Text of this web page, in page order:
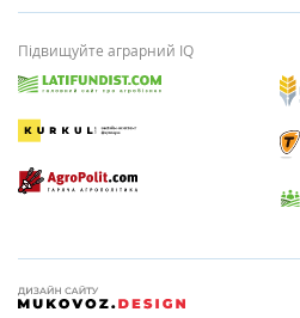
Підвищуйте аграрний IQ